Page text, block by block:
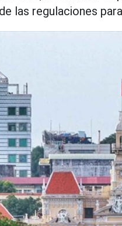
las regulaciones